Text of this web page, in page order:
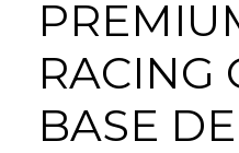
RACING
BASE